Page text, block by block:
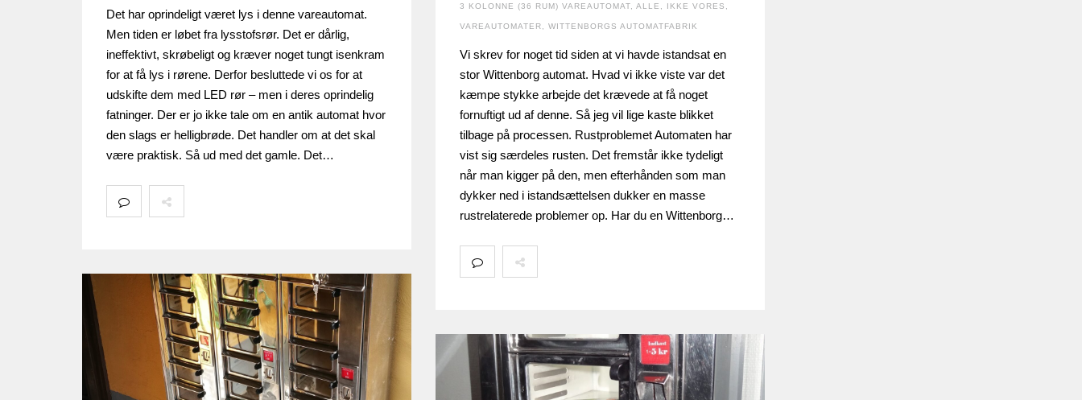
Det har oprindeligt været lys i denne vareautomat.
Men tiden er løbet fra lysstofsrør. Det er dårlig,
ineffektivt, skrøbeligt og kræver noget tungt isenkram
for at få lys i rørene. Derfor besluttede vi os for at
udskifte dem med LED rør – men i deres oprindelig
fatninger. Der er jo ikke tale om en antik automat hvor
den slags er helligbrøde. Det handler om at det skal
være praktisk. Så ud med det gamle. Det…
3 KOLONNE (36 RUM) VAREAUTOMAT, ALLE IKKE VORES
VAREAUTOMATER WITTENBORGS AUTOMATFABRIK
Vi skrev for noget tid siden at vi havde istandsat en
stor Wittenborg automat. Hvad vi ikke viste var det
kæmpe stykke arbejde det krævede at få noget
fornuftigt ud af denne. Så jeg vil lige kaste blikket
tilbage på processen. Rustproblemet Automaten har
vist sig særdeles rusten. Det fremstår ikke tydeligt
når man kigger på den, men efterhånden som man
dykker ned i istandsættelsen dukker en masse
rustrelaterede problemer op. Har du en Wittenborg…